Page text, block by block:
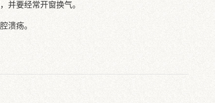
并要经常开窗换气。
溃疡。